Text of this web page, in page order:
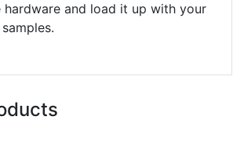
hardware and load it up with your